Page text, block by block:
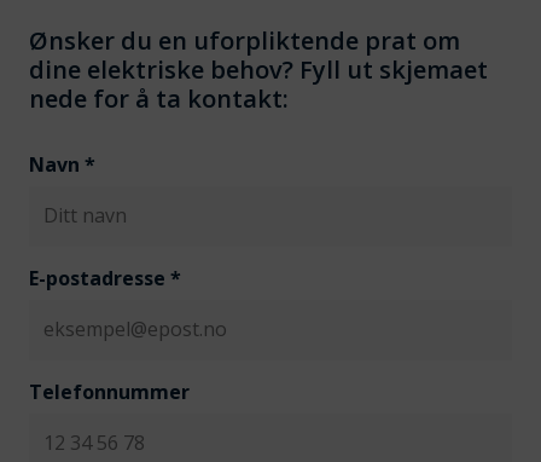
Ønsker du en uforpliktende prat om
dine elektriske behov? Fyll ut skjemaet
nede for å ta kontakt:
Navn *
E-postadresse *
Telefonnummer